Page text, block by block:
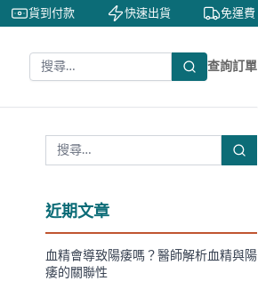
貨到付款 快速出貨 免運費
查詢訂單
近期文章
血精會導致陽痿嗎？醫師解析血精與陽
痿的關聯性